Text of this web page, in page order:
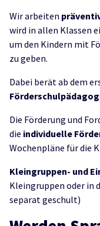
Wir arbeiten
wird in allen Klassen
um den Kindern mit
zu geben.
Dabei berät ab dem
Die Förderung und
die individuelle
Wochenpläne für die
Kleingruppen- und
Kleingruppen oder in
separat geschult)